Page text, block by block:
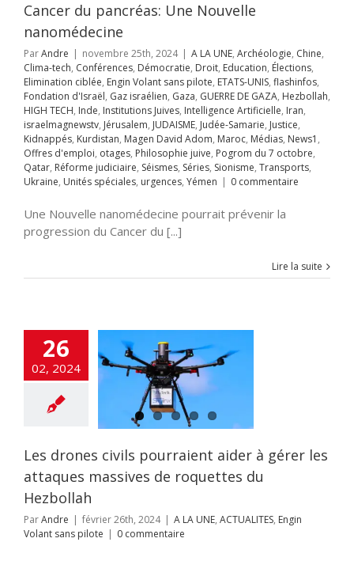
Kurdistan
Adom Maroc
News1 Offres
otages
juive Pogrom
Qatar
judiciaire
Séries Sionisme
Ukraine Unités
urgences Yémen
Cancer du pancréas: Une Nouvelle
nanomédecine
ParAndre | novembre 25th, 2024 | A LA UNE, Archéologie, Chine,
Clima-tech, Conférences, Démocratie, Droit, Education, Élections,
Elimination ciblée, Engin Volant sans pilote, ETATS-UNIS, flashinfos,
Fondation d'Israël, Gaz israélien, Gaza, GUERRE DE GAZA, Hezbollah,
HIGH TECH, Inde, Institutions Juives, Intelligence Artificielle, Iran,
israelmagnewstv, Jérusalem, JUDAISME, Judée-Samarie, Justice,
Kidnappés, Kurdistan, Magen David Adom, Maroc, Médias, News1 ,
Offres d'emploi, otages, Philosophie juive, Pogrom du 7 octobre,
Qatar, Réforme judiciaire, Séismes, Séries, Sionisme, Transports,
Ukraine, Unités spéciales, urgences, Yémen | 0 commentaire
Une Nouvelle nanomédecine pourrait prévenir la
progression du Cancer du [...]
Lire la suite
26
02, 2024
civils
aider à
les attaques
de roquettes
Les drones civils pourraient aider à gérer les
attaques massives de roquettes du
Hezbollah
ParAndre | février 26th, 2024 | A LA UNE, ACTUALITES, Engin
Volant sans pilote | 0 commentaire